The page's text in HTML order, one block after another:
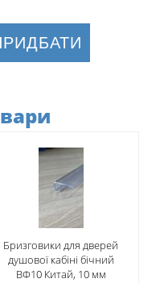
Бризговики для дверей
душової кабіні бічний
ВФ10 Китай, 10 мм